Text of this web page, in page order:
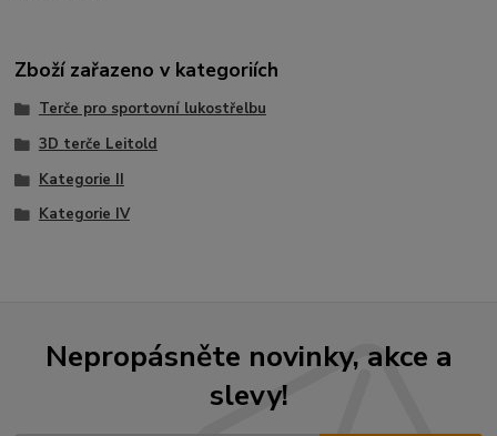
Zboží zařazeno v kategoriích
Terče pro sportovní lukostřelbu
3D terče Leitold
Kategorie II
Kategorie IV
Nepropásněte novinky, akce a
slevy!